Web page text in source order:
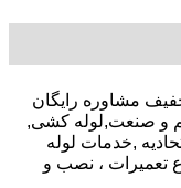
با تخفیف مشاوره رایگان
و صنعت,لوله کشی,
,خدمات لوله
تعمیرات ، نصب و